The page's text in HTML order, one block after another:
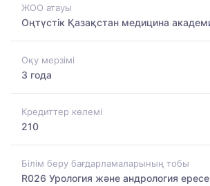
ЖОО атауы
Оңтүстік Қазақстан медицина
Оқу мерзімі
3 года
Кредиттер көлемі
210
Білім беру бағдарламаларының тобы
R026 Урология және андрология